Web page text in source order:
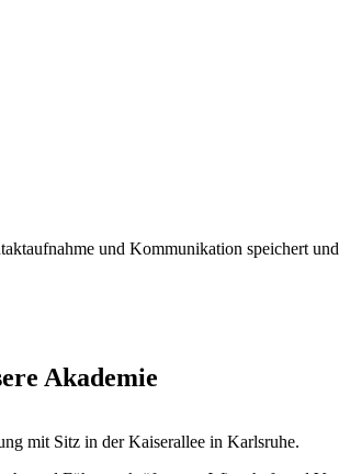
und Kommunikation speichert
Akademie
mit Sitz in der Kaiserallee in Karlsruhe.